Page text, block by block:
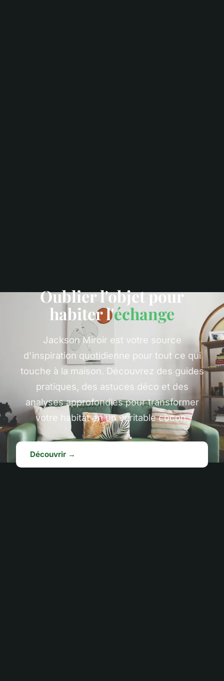
Oublier l'objet pour
habiter l'échange
Jackson Miroir est votre source
d'inspiration quotidienne pour tout ce qui
touche à la maison. Découvrez des guides
pratiques, des astuces déco et des
analyses approfondies pour transformer
votre habitat en un véritable cocon.
Découvrir →